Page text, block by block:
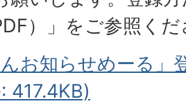
）」をご参照く
んお知らせめーる」
417.4KB)